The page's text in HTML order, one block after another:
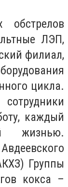
обстрелов
ЛЭП,
филиал,
цикла.
каждый
жизнью.
Группы
кокса –